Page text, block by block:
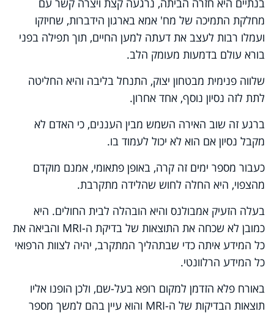
בנתיים היא חזרה הביתה, נרגעה קצת ויצרה קשר עם
מחלקת התמיכה של מח' אמא בארגון הידברות, שחיזקו
ועמלו רבות לעצב את דעתה למען החיים, תוך תפילה בפני
בורא עולם בדמעות מעומק הלב.
שלווה פנימית מבטחון יצוק, התנחל בליבה והיא החליטה
לתת לזה נסיון נוסף, אחד אחרון.
ברגע זה שוב האירה השמש מבין העננים, כי האדם לא
מקבל נסיון אם הוא לא יכול לעמוד בו.
כעבור מספר ימים זה קרה, באופן פתאומי, אמנם מוקדם
מהצפוי, היא החלה לחוש שהלידה מתקרבת.
בעלה הזעיק אמבולנס והיא הובהלה לבית החולים. היא
כמובן לא שכחה את התוצאות של בדיקת ה-MRI והביאה את
כל המידע איתה כדי שבתהליך המתקרב, יהיה לצוות הרפואי
כל המידע הרלוונטי.
באורח פלא הזדמן למקום רופא בעל-שם, ולכן הופנו אליו
תוצאות הבדיקות של ה-MRI והוא עיין בהם למשך מספר